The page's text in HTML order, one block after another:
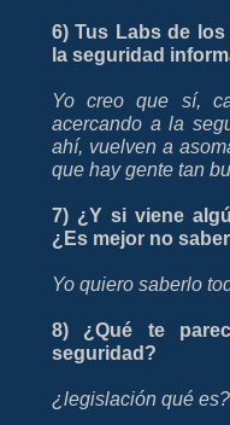
6) Tus Labs de los
la seguridad
Yo creo que sí,
acercando a la
ahí, vuelven a
que hay gente tan
7) ¿Y si viene
¿Es mejor no
Yo quiero saberlo
8) ¿Qué te
seguridad?
¿legislación qué